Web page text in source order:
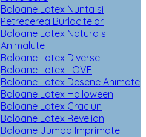
Baloane Latex Nunta si
Petrecerea Burlacitelor
Baloane Latex Natura si
Animalute
Baloane Latex Diverse
Baloane Latex LOVE
Baloane Latex Desene Animate
Baloane Latex Halloween
Baloane Latex Craciun
Baloane Latex Revelion
Baloane Jumbo Imprimate